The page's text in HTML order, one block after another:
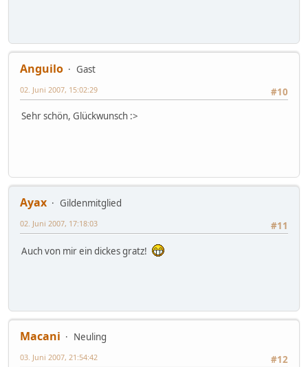
Anguilo
Gast
#10
02. Juni 2007, 15:02:29
Sehr schön, Glückwunsch :>
Ayax
Gildenmitglied
#11
02. Juni 2007, 17:18:03
Auch von mir ein dickes gratz!
Macani
Neuling
#12
03. Juni 2007, 21:54:42